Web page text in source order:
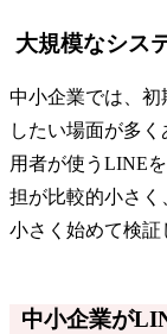
大規模なシス
中小企業では、
したい場面が多
用者が使うLINE
担が比較的小さ
小さく始めて検証
中小企業が